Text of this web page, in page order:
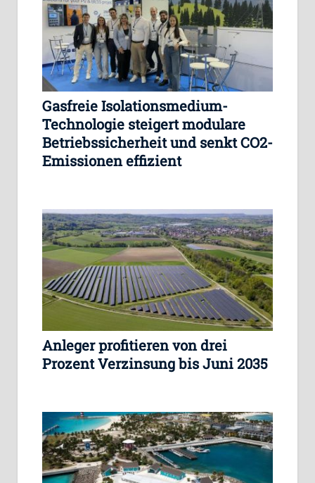
Gasfreie Isolationsmedium-
Technologie steigert modulare
Betriebssicherheit und senkt CO2-
Emissionen effizient
Anleger profitieren von drei
Prozent Verzinsung bis Juni 2035